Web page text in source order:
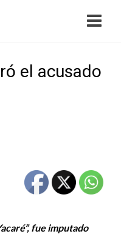
el acusado
fue imputado